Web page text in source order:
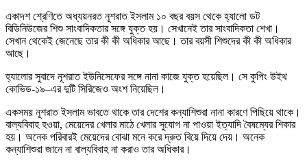
একাদশ শ্রেণিতে অধ্যয়নরত নূশরাত ইসলাম ১০ বছর বয়স থেকে হ্যালো ডট
বিডিনিউজের শিশু সাংবাদিকতার সঙ্গে যুক্ত হয়। সেখানেই তার সাংবাদিকতা শেখা।
সেখান থেকেই জেনেছে তার কী কী অধিকার আছে। তার বয়সী শিশুদের কী কী অধিকার
আছে।
হ্যালোর সুবাদে নূশরাত ইউনিসেফের সঙ্গে নানা কাজে যুক্ত হয়েছিল। সে কুপিং উইথ
কোভিড-১৯–এর দুটি সিরিজেও অংশ নিয়েছিল।
একসময় নূশরাত ইসলাম ভাবতে থাকে তার দেশের কন্যাশিশুরা নানা কারণে পিছিয়ে থাকে।
বাল্যবিবাহ হওয়া, মেয়েদের খেলার মাঠে খেলার সুযোগ না পাওয়া ইত্যাদি বৈষম্যের শিকার
হয়। অনেক পরিবারই মেয়েদের বোঝা মনে করে দ্রুত বিয়ে দিয়ে দেয়। অনেক
কন্যাশিশুরা জানে না বাল্যবিবাহ না করাও তার অধিকার।